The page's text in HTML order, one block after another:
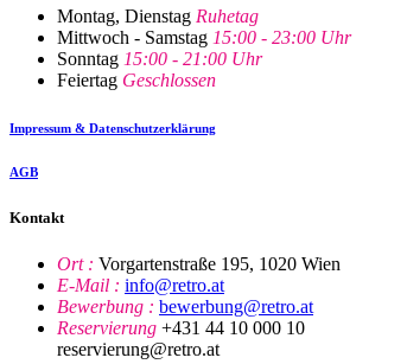
Montag, Dienstag Ruhetag
Mittwoch - Samstag 15:00 - 23:00 Uhr
Sonntag 15:00 - 21:00 Uhr
Feiertag Geschlossen
Impressum & Datenschutzerklärung
AGB
Kontakt
Ort : Vorgartenstraße 195, 1020 Wien
E-Mail : info@retro.at
Bewerbung : bewerbung@retro.at
Reservierung +431 44 10 000 10
reservierung@retro.at